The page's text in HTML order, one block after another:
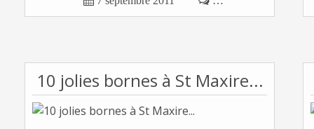
10 jolies bornes à St Maxire...